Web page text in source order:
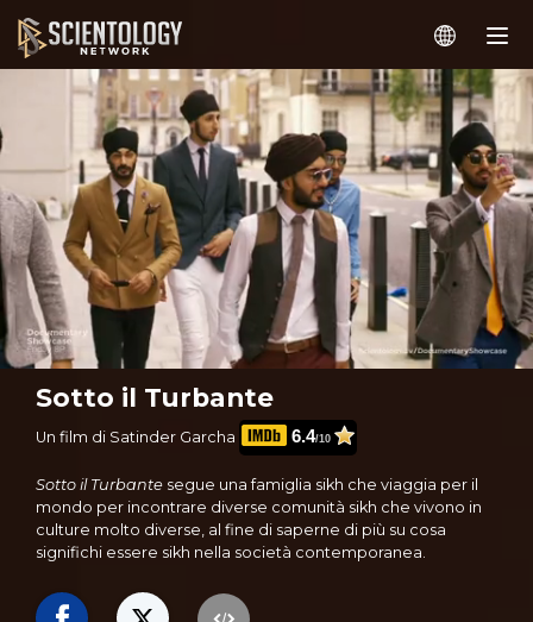
Sotto il Turbante
Un film di Satinder Garcha 6.4/10
Sotto il Turbante segue una famiglia sikh che viaggia per il
mondo per incontrare diverse comunità sikh che vivono in
culture molto diverse, al fine di saperne di più su cosa
significhi essere sikh nella società contemporanea.